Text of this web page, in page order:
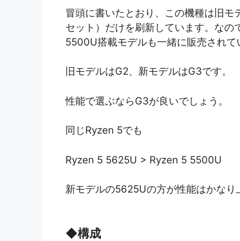
冒頭に書いたとおり、この機種は旧
セット）だけを刷新しています。な
5500U搭載モデルも一緒に販売されて
旧モデルはG2、新モデルはG3です。
性能で選ぶならG3が良いでしょう。
同じRyzen 5でも
Ryzen 5 5625U > Ryzen 5 5500U
新モデルの5625Uの方が性能はかなり
◆構成